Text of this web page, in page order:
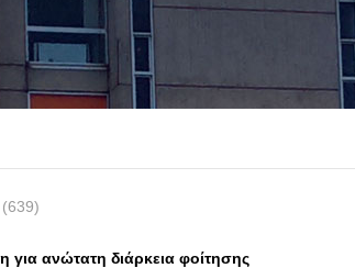
(639)
για ανώτατη διάρκεια φοίτησης